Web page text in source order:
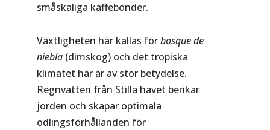
småskaliga kaffebönder.
Växtligheten här kallas förbosque de
niebla(dimskog) och det tropiska
klimatet här är av stor betydelse.
Regnvatten från Stilla havet berikar
jorden och skapar optimala
odlingsförhållanden för